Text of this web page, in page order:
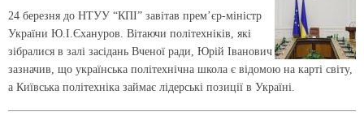
24 березня до НТУУ “КПІ” завітав прем’єр-міністр
України Ю.І.Єхануров. Вітаючи політехніків, які
зібралися в залі засідань Вченої ради, Юрій Іванович
зазначив, що українська політехнічна школа є відомою на карті світу,
а Київська політехніка займає лідерські позиції в Україні.